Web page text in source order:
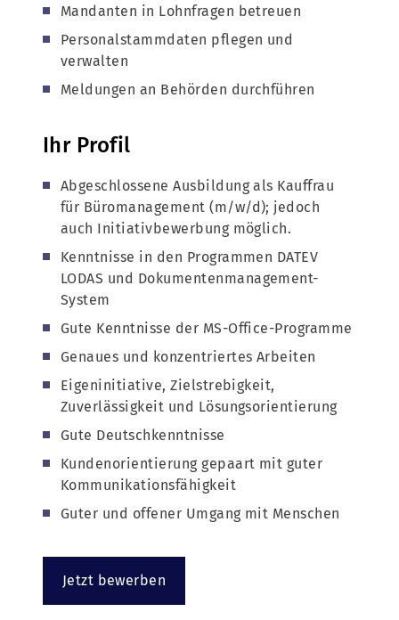
Mandanten in Lohnfragen betreuen
Personalstammdaten pflegen und
verwalten
Meldungen an Behörden durchführen
Ihr Profil
Abgeschlossene Ausbildung als Kauffrau
für Büromanagement (m/w/d); jedoch
auch Initiativbewerbung möglich.
Kenntnisse in den Programmen DATEV
LODAS und Dokumentenmanagement-
System
Gute Kenntnisse der MS-Office-Programme
Genaues und konzentriertes Arbeiten
Eigeninitiative, Zielstrebigkeit,
Zuverlässigkeit und Lösungsorientierung
Gute Deutschkenntnisse
Kundenorientierung gepaart mit guter
Kommunikationsfähigkeit
Guter und offener Umgang mit Menschen
Jetzt bewerben